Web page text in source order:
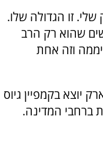
זו הגדולה שלו.
שהוא רק הרב
24 שעות ביממה וזה אחת
יוצא בקמפיין גיוס
ברחבי המדינה.